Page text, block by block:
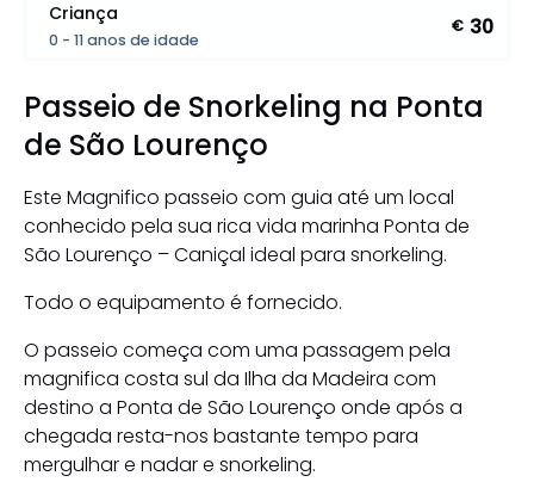
Criança
0 - 11 anos de idade
€ 30
Passeio de Snorkeling na Ponta
de São Lourenço
Este Magnifico passeio com guia até um local
conhecido pela sua rica vida marinha Ponta de
São Lourenço – Caniçal ideal para snorkeling.
Todo o equipamento é fornecido.
O passeio começa com uma passagem pela
magnifica costa sul da Ilha da Madeira com
destino a Ponta de São Lourenço onde após a
chegada resta-nos bastante tempo para
mergulhar e nadar e snorkeling.